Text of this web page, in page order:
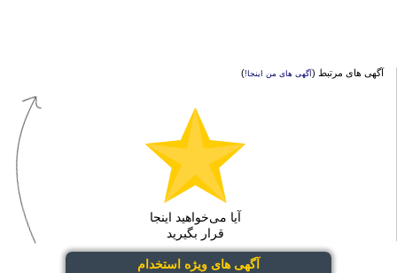
آگهی های مرتبط (آگهی های من اینجا!)
آیا می‌خواهید اینجا
قرار بگیرید
آگهی های ویژه استخدام